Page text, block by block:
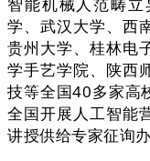
学、武汉大学、西
贵州大学、桂林电
学手艺学院、陕西
技等全国40多家高
全国开展人工智能
讲授供给专家征询办